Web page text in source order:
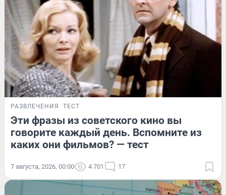
РАЗВЛЕЧЕНИЯ ТЕСТ
Эти фразы из советского кино вы
говорите каждый день. Вспомните из
каких они фильмов? — тест
7 августа, 2026, 00:00 4 701 17